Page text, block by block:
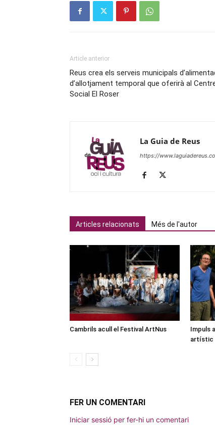
Article anterior
Reus crea els serveis municipals
d’allotjament temporal que oferirà al
Social El Roser
La Guia de Reus
https://
Articles relacionats Més de l'autor
Cambrils acull el Festival ArtNus
Impuls
artístic
FER UN COMENTARI
Iniciar sessió per fer-hi un comentari